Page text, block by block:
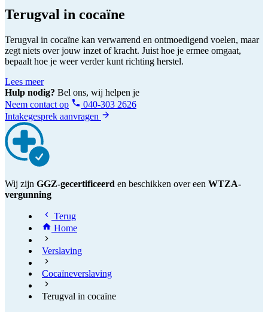
Terugval in cocaïne
Terugval in cocaïne kan verwarrend en ontmoedigend voelen, maar
zegt niets over jouw inzet of kracht. Juist hoe je ermee omgaat,
bepaalt hoe je weer verder kunt richting herstel.
Lees meer
Hulp nodig? Bel ons, wij helpen je
Neem contact op
040-303 2626
Intakegesprek aanvragen
Wij zijn GGZ-gecertificeerd en beschikken over een WTZA-
vergunning
Terug
Home
Verslaving
Cocaïneverslaving
Terugval in cocaïne